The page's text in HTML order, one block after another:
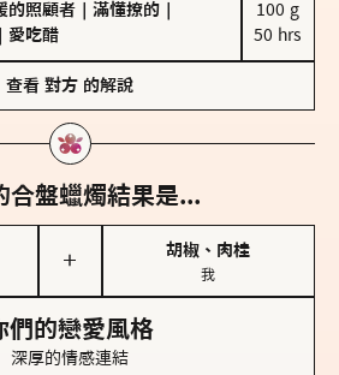
的照顧者 滿懂撩的
愛吃醋
100 g
50 hrs
查看 對方 的解說
合盤蠟燭結果是...
＋
胡椒、肉桂
我
們的戀愛風格
深厚的情感連結